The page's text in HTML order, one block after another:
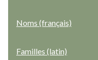
Noms (français)
Familles (latin)